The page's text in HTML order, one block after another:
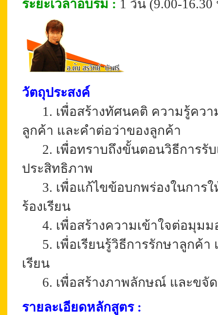
ระยะเวลาอบรม : 1 วัน (9.00-16.30
วัตถุประสงค์
1. เพื่อสร้างทัศนคติ ความรู้ความ
ลูกค้า และคำต่อว่าของลูกค้า
2. เพื่อทราบถึงขั้นตอนวิธีการรับ
ประสิทธิภาพ
3. เพื่อแก้ไขข้อบกพร่องในการใ
ร้องเรียน
4. เพื่อสร้างความเข้าใจต่อมุมม
5. เพื่อเรียนรู้วิธีการรักษาลูกค้า
เรียน
6. เพื่อสร้างภาพลักษณ์ และขจัด
รายละเอียดหลักสูตร :